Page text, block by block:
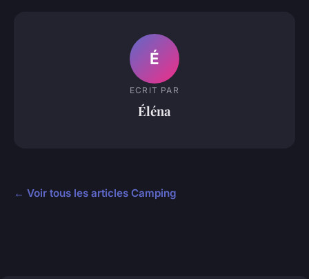
É
ECRIT PAR
Éléna
← Voir tous les articles Camping